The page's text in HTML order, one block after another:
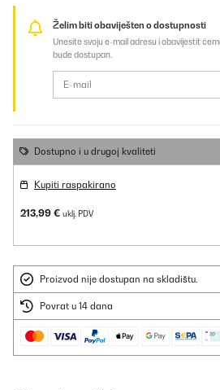
Želim biti obaviješten o dostupnosti
Unesite svoju e-mail adresu i obavijestit
bude dostupan.
Dostupno i u drugoj kvaliteti
Kupiti raspakirano
213,99 € uklj. PDV
Proizvod nije dostupan na skladištu.
Povrat u 14 dana